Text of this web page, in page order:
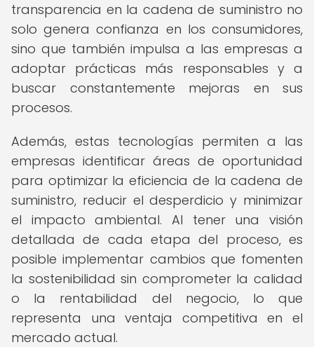
transparencia en la cadena de suministro no
solo genera confianza en los consumidores,
sino que también impulsa a las empresas a
adoptar prácticas más responsables y a
buscar constantemente mejoras en sus
procesos.
Además, estas tecnologías permiten a las
empresas identificar áreas de oportunidad
para optimizar la eficiencia de la cadena de
suministro, reducir el desperdicio y minimizar
el impacto ambiental. Al tener una visión
detallada de cada etapa del proceso, es
posible implementar cambios que fomenten
la sostenibilidad sin comprometer la calidad
o la rentabilidad del negocio, lo que
representa una ventaja competitiva en el
mercado actual.